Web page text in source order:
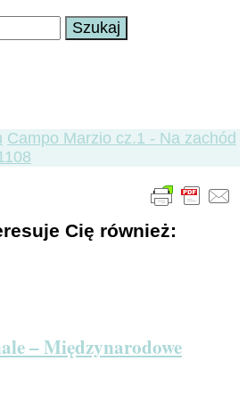
Campo Marzio cz.1 - Na zachód
Cię również:
– Międzynarodowe